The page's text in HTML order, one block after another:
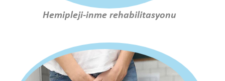
Hemipleji-inme rehabilitasyonu